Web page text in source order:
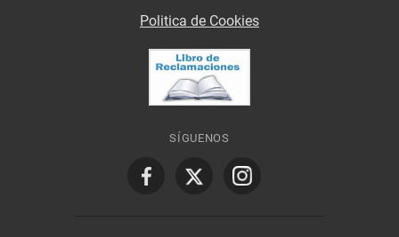
Politica de Cookies
SÍGUENOS